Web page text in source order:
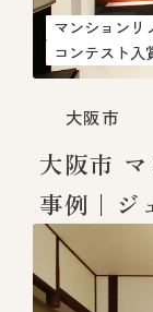
マンションリ
コンテスト入
大阪市
大阪市
事例｜ジ
受賞「ミ